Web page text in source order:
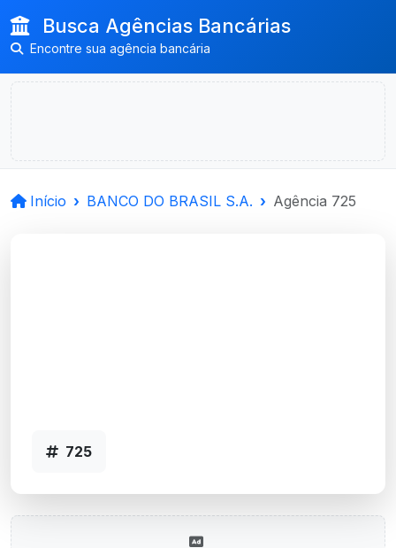
Busca Agências Bancárias
Encontre sua agência bancária
Início BANCO DO BRASIL S.A. Agência 725
725